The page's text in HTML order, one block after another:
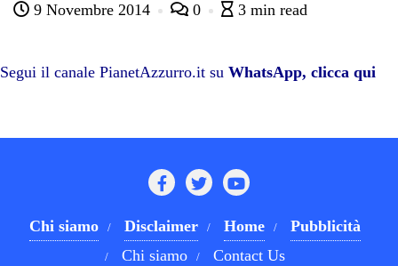
bo tte ts
pp
gr
m
ed di
di
9 Novembre 2014 0 3 min read
Segui il canale PianetAzzurro.it su WhatsApp, clicca qui
Chi siamo Disclaimer Home
Pubblicità
Chi siamo
Contact Us